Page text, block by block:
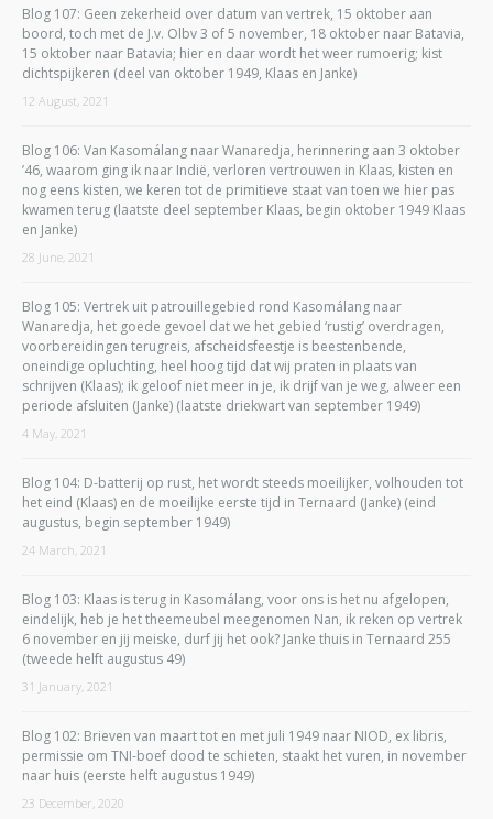
Blog 107: Geen zekerheid over datum van vertrek, 15 oktober aan
boord, toch met de J.v. Olbv 3 of 5 november, 18 oktober naar Batavia,
15 oktober naar Batavia; hier en daar wordt het weer rumoerig; kist
dichtspijkeren (deel van oktober 1949, Klaas en Janke)
12 August, 2021
Blog 106: Van Kasomálang naar Wanaredja, herinnering aan 3 oktober
’46, waarom ging ik naar Indië, verloren vertrouwen in Klaas, kisten en
nog eens kisten, we keren tot de primitieve staat van toen we hier pas
kwamen terug (laatste deel september Klaas, begin oktober 1949 Klaas
en Janke)
28 June, 2021
Blog 105: Vertrek uit patrouillegebied rond Kasomálang naar
Wanaredja, het goede gevoel dat we het gebied ‘rustig’ overdragen,
voorbereidingen terugreis, afscheidsfeestje is beestenbende,
oneindige opluchting, heel hoog tijd dat wij praten in plaats van
schrijven (Klaas); ik geloof niet meer in je, ik drijf van je weg, alweer een
periode afsluiten (Janke) (laatste driekwart van september 1949)
4 May, 2021
Blog 104: D-batterij op rust, het wordt steeds moeilijker, volhouden tot
het eind (Klaas) en de moeilijke eerste tijd in Ternaard (Janke) (eind
augustus, begin september 1949)
24 March, 2021
Blog 103: Klaas is terug in Kasomálang, voor ons is het nu afgelopen,
eindelijk, heb je het theemeubel meegenomen Nan, ik reken op vertrek
6 november en jij meiske, durf jij het ook? Janke thuis in Ternaard 255
(tweede helft augustus 49)
31 January, 2021
Blog 102: Brieven van maart tot en met juli 1949 naar NIOD, ex libris,
permissie om TNI-boef dood te schieten, staakt het vuren, in november
naar huis (eerste helft augustus 1949)
23 December, 2020